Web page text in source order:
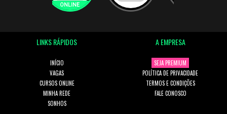
LINKS RÁPIDOS
INÍCIO
VAGAS
CURSOS ONLINE
MINHA REDE
SONHOS
A EMPRESA
SEJA PREMIUM
POLÍTICA DE PRIVACIDADE
TERMOS E CONDIÇÕES
FALE CONOSCO